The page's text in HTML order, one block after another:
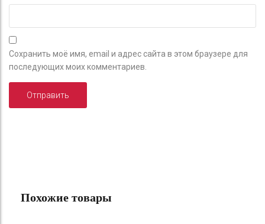
Сохранить моё имя, email и адрес сайта в этом браузере для
последующих моих комментариев.
Похожие товары